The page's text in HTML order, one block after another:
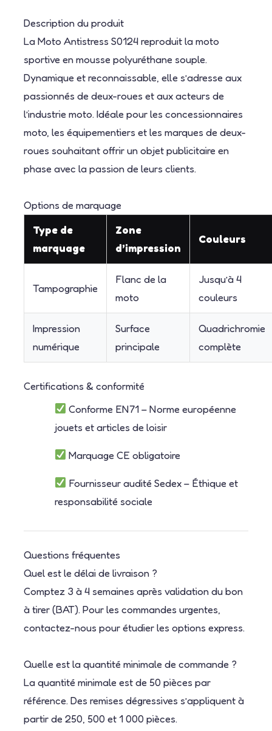
Description du produit
La Moto Antistress S0124 reproduit la moto
sportive en mousse polyuréthane souple.
Dynamique et reconnaissable, elle s’adresse aux
passionnés de deux-roues et aux acteurs de
l’industrie moto. Idéale pour les concessionnaires
moto, les équipementiers et les marques de deux-
roues souhaitant offrir un objet publicitaire en
phase avec la passion de leurs clients.
Options de marquage
Type de
marquage
Zone
d’impression
Couleurs
Tampographie
Flanc de la
moto
Jusqu’à 4
couleurs
Impression
numérique
Surface
principale
Quadrichromie
complète
Certifications & conformité
Conforme EN71 – Norme européenne
jouets et articles de loisir
Marquage CE obligatoire
Fournisseur audité Sedex – Éthique et
responsabilité sociale
Questions fréquentes
Quel est le délai de livraison ?
Comptez 3 à 4 semaines après validation du bon
à tirer (BAT). Pour les commandes urgentes,
contactez-nous pour étudier les options express.
Quelle est la quantité minimale de commande ?
La quantité minimale est de 50 pièces par
référence. Des remises dégressives s’appliquent à
partir de 250, 500 et 1 000 pièces.